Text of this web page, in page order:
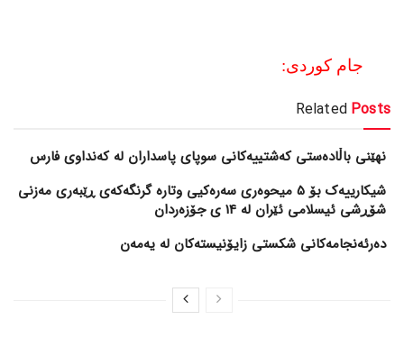
جام کوردی:
Related Posts
نهێنی باڵادەستی کەشتییەکانی سوپای پاسداران لە کەنداوی فارس
شیکارییەک بۆ 5 میحوەری سەرەکیی وتارە گرنگەکەی ڕێبەری مەزنی
شۆڕشی ئیسلامی ئێران لە 14 ی جۆزەردان
دەرئەنجامەکانی شکستی زایۆنیستەکان لە یەمەن